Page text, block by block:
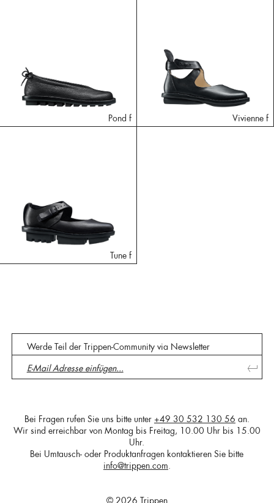
Pond f Vivienne f
Tune f
Werde Teil der Trippen-Community via Newsletter
Bei Fragen rufen Sie uns bitte unter +49 30 532 130 56 an.
Wir sind erreichbar von Montag bis Freitag, 10.00 Uhr bis 15.00
Uhr.
Bei Umtausch- oder Produktanfragen kontaktieren Sie bitte
info@trippen.com.
© 2026 Trippen